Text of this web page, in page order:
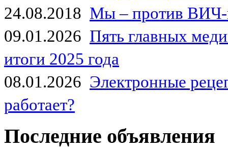
24.08.2018 Мы – против
09.01.2026 Пять главных
итоги 2025 года
08.01.2026 Электронные
работает?
Последние объявления